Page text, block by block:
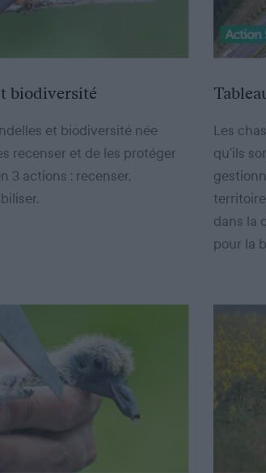
biodiversité
et biodiversité née
recenser et de les protéger
3 actions : recenser,
Les
qu’ils
dans la
pour la